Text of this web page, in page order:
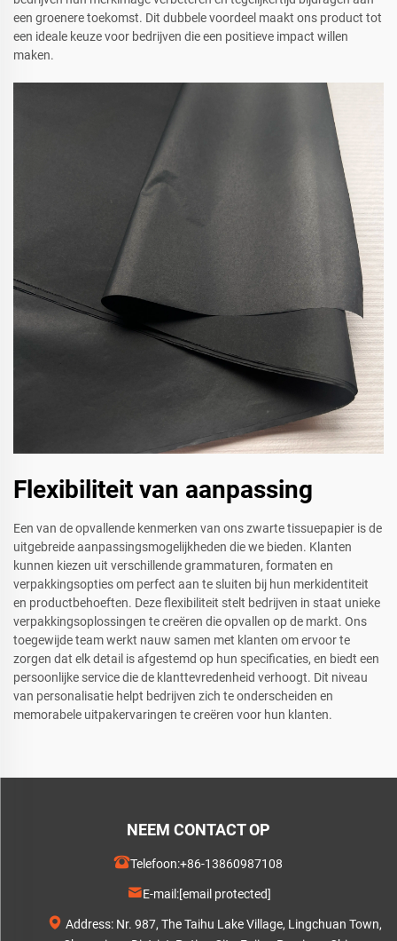
een groenere toekomst. Dit dubbele voordeel maakt ons product tot
een ideale keuze voor bedrijven die een positieve impact willen
maken.
Flexibiliteit van aanpassing
Een van de opvallende kenmerken van ons zwarte tissuepapier is de
uitgebreide aanpassingsmogelijkheden die we bieden. Klanten
kunnen kiezen uit verschillende grammaturen, formaten en
verpakkingsopties om perfect aan te sluiten bij hun merkidentiteit
en productbehoeften. Deze flexibiliteit stelt bedrijven in staat unieke
verpakkingsoplossingen te creëren die opvallen op de markt. Ons
toegewijde team werkt nauw samen met klanten om ervoor te
zorgen dat elk detail is afgestemd op hun specificaties, en biedt een
persoonlijke service die de klanttevredenheid verhoogt. Dit niveau
van personalisatie helpt bedrijven zich te onderscheiden en
memorabele uitpakervaringen te creëren voor hun klanten.
NEEM CONTACT OP
Telefoon:+86-13860987108
E-mail:[email protected]
Address: Nr. 987, The Taihu Lake Village, Lingchuan Town,